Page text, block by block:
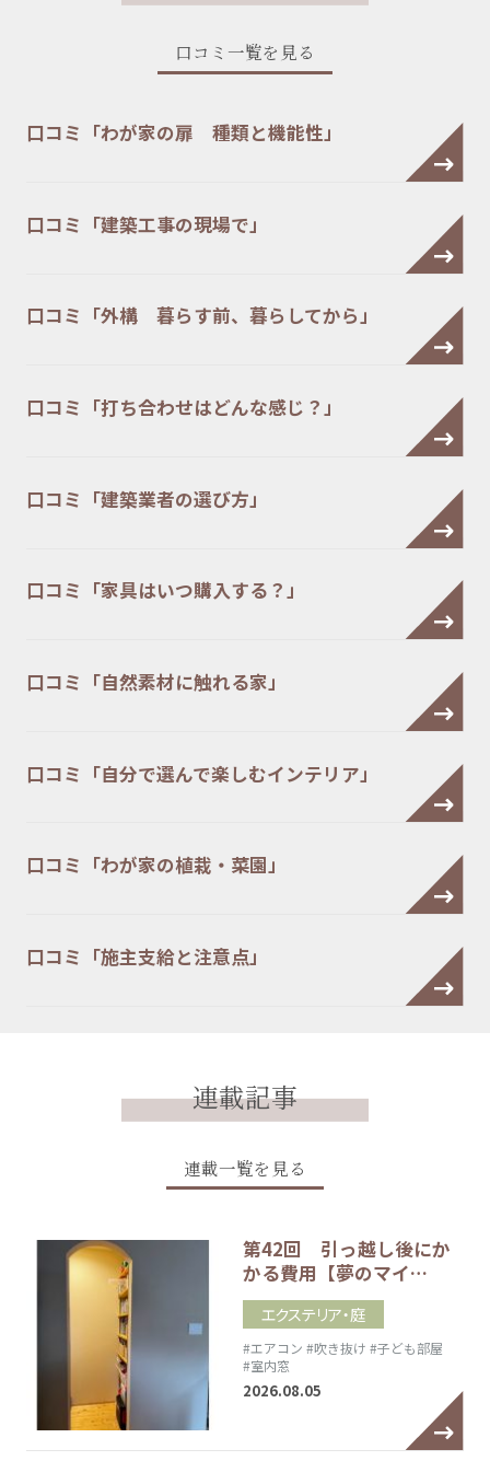
口コミ一覧を見る
口コミ「わが家の扉 種類と機能性」
口コミ「建築工事の現場で」
口コミ「外構 暮らす前、暮らしてから」
口コミ「打ち合わせはどんな感じ？」
口コミ「建築業者の選び方」
口コミ「家具はいつ購入する？」
口コミ「自然素材に触れる家」
口コミ「自分で選んで楽しむインテリア」
口コミ「わが家の植栽・菜園」
口コミ「施主支給と注意点」
連載記事
連載一覧を見る
第42回 引っ越し後にか
かる費用【夢のマイ…
エクステリア・庭
#エアコン #吹き抜け #子ども部屋
#室内窓
2026.08.05